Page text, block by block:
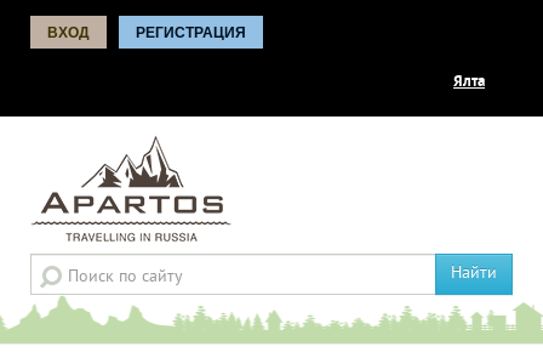
ВХОД РЕГИСТРАЦИЯ
Ялта
Найти